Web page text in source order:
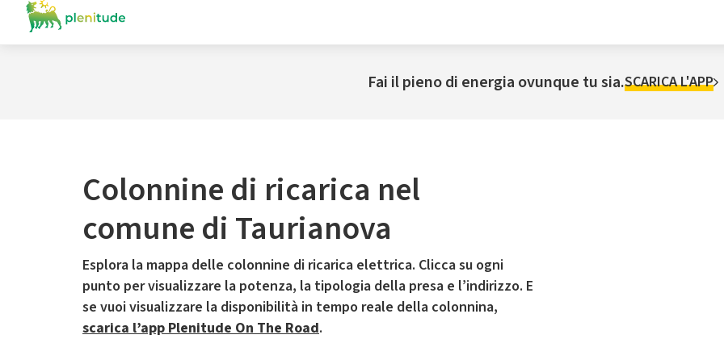
Fai il pieno di energia ovunque tu sia.SCARICA L'APP
Colonnine di ricarica nel
comune di Taurianova
Esplora la mappa delle colonnine di ricarica elettrica. Clicca su ogni
punto per visualizzare la potenza, la tipologia della presa e l’indirizzo. E
se vuoi visualizzare la disponibilità in tempo reale della colonnina,
scarica l’app Plenitude On The Road.